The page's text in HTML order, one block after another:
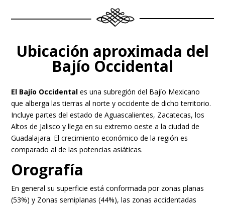
Ubicación aproximada del
Bajío Occidental
El Bajío Occidental es una subregión del Bajío Mexicano
que alberga las tierras al norte y occidente de dicho territorio.
Incluye partes del estado de Aguascalientes, Zacatecas, los
Altos de Jalisco y llega en su extremo oeste a la ciudad de
Guadalajara. ​El crecimiento económico de la región es
comparado al de las potencias asiáticas.
Orografía
En general su superficie está conformada por zonas planas
(53%) y Zonas semiplanas (44%), las zonas accidentadas